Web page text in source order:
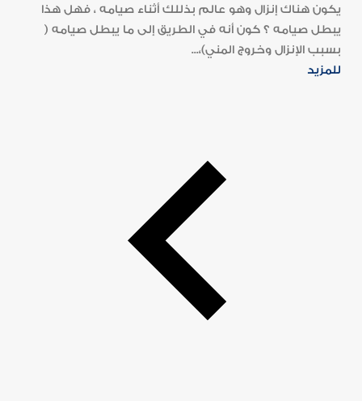
يكون هناك إنزال وهو عالم بذللك أثناء صيامه ، فهل هذا
يبطل صيامه ؟ كون أنه في الطريق إلى ما يبطل صيامه (
بسبب الإنزال وخروج المني)،...
للمزيد